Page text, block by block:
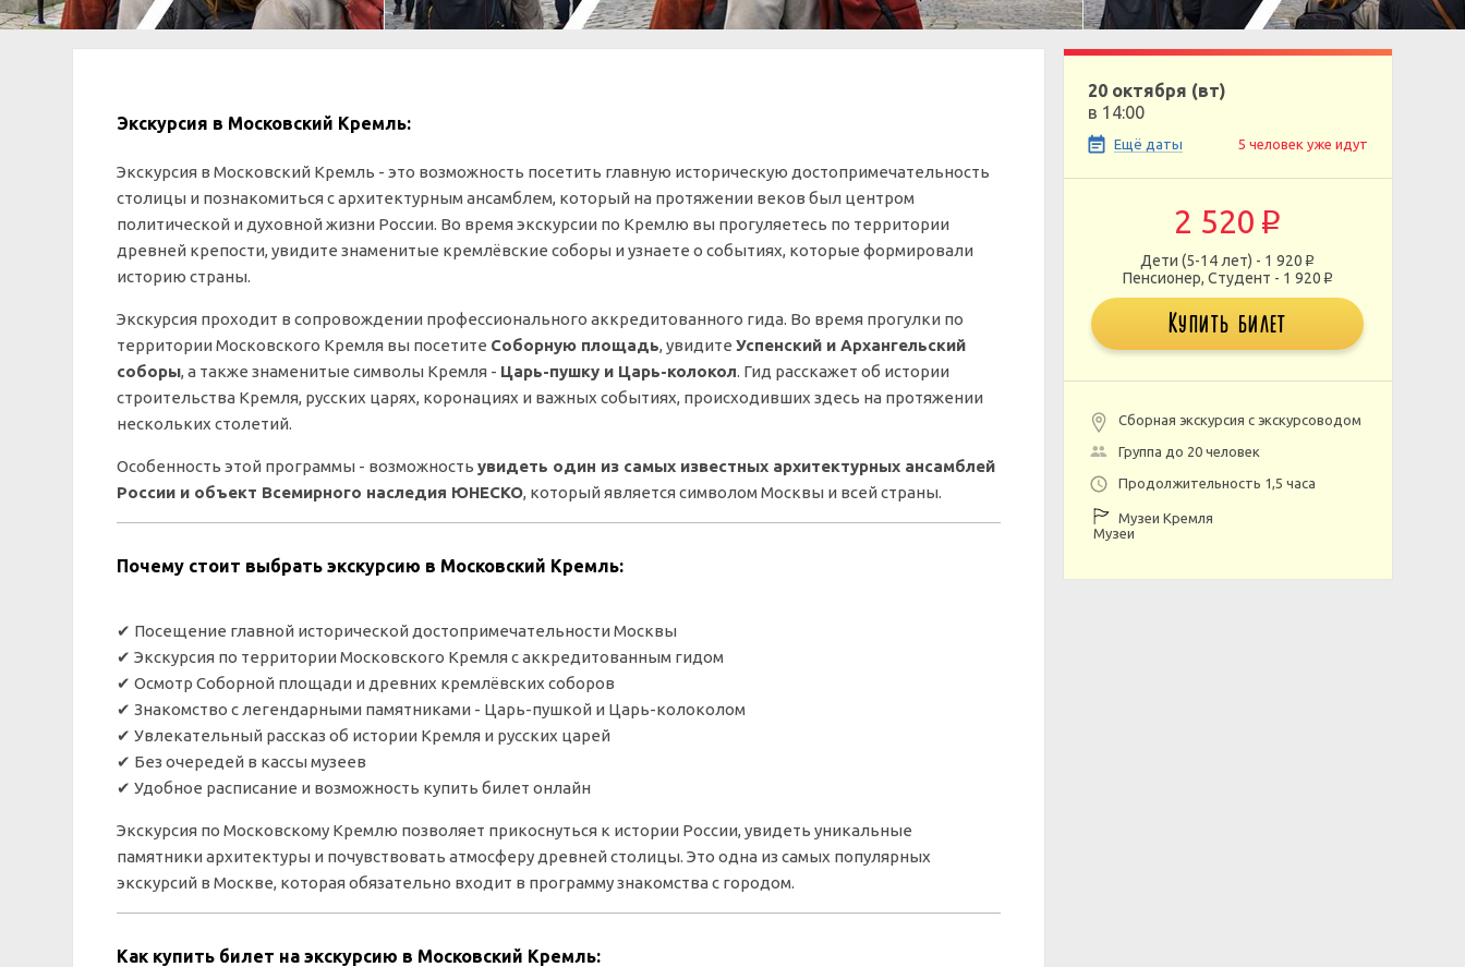
Экскурсия в Московский Кремль:
Экскурсия в Московский Кремль - это возможность посетить главную историческую достопримечательность
столицы и познакомиться с архитектурным ансамблем, который на протяжении веков был центром
политической и духовной жизни России. Во время экскурсии по Кремлю вы прогуляетесь по территории
древней крепости, увидите знаменитые кремлёвские соборы и узнаете о событиях, которые формировали
историю страны.
Экскурсия проходит в сопровождении профессионального аккредитованного гида. Во время прогулки по
территории Московского Кремля вы посетите Соборную площадь, увидите Успенский и Архангельский
соборы, а также знаменитые символы Кремля - Царь-пушку и Царь-колокол. Гид расскажет об истории
строительства Кремля, русских царях, коронациях и важных событиях, происходивших здесь на протяжении
нескольких столетий.
Особенность этой программы - возможность увидеть один из самых известных архитектурных ансамблей
России и объект Всемирного наследия ЮНЕСКО, который является символом Москвы и всей страны.
Почему стоит выбрать экскурсию в Московский Кремль:
✔ Посещение главной исторической достопримечательности Москвы
✔ Экскурсия по территории Московского Кремля с аккредитованным гидом
✔ Осмотр Соборной площади и древних кремлёвских соборов
✔ Знакомство с легендарными памятниками - Царь-пушкой и Царь-колоколом
✔ Увлекательный рассказ об истории Кремля и русских царей
✔ Без очередей в кассы музеев
✔ Удобное расписание и возможность купить билет онлайн
Экскурсия по Московскому Кремлю позволяет прикоснуться к истории России, увидеть уникальные
памятники архитектуры и почувствовать атмосферу древней столицы. Это одна из самых популярных
экскурсий в Москве, которая обязательно входит в программу знакомства с городом.
Как купить билет на экскурсию в Московский Кремль:
20 октября (вт)
в 14:00
Ещё даты 5 человек уже идут
2 520 p
Дети (5-14 лет) - 1 920 p
Пенсионер, Студент - 1 920 p
Купить билет
Сборная экскурсия с экскурсоводом
Группа до 20 человек
Продолжительность 1,5 часа
Музеи Кремля
Музеи